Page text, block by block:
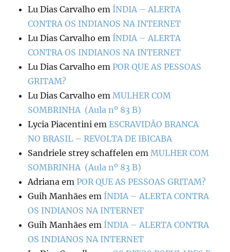
Lu Dias Carvalho em ÍNDIA – ALERTA
CONTRA OS INDIANOS NA INTERNET
Lu Dias Carvalho em ÍNDIA – ALERTA
CONTRA OS INDIANOS NA INTERNET
Lu Dias Carvalho em POR QUE AS PESSOAS
GRITAM?
Lu Dias Carvalho em MULHER COM
SOMBRINHA (Aula nº 83 B)
Lycia Piacentini emESCRAVIDÃO BRANCA
NO BRASIL – REVOLTA DE IBICABA
Sandriele strey schaffelen em MULHER COM
SOMBRINHA (Aula nº 83 B)
Adriana em POR QUE AS PESSOAS GRITAM?
Guih Manhães em ÍNDIA – ALERTA CONTRA
OS INDIANOS NA INTERNET
Guih Manhães em ÍNDIA – ALERTA CONTRA
OS INDIANOS NA INTERNET